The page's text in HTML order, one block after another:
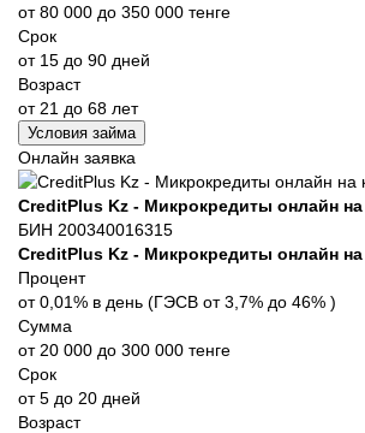
от 80 000 до 350 000 тенге
Срок
от 15 до 90 дней
Возраст
от 21 до 68 лет
Условия займа
Онлайн заявка
CreditPlus Kz - Микрокредиты онлайн на
БИН 200340016315
CreditPlus Kz - Микрокредиты онлайн на
Процент
от 0,01% в день (ГЭСВ от 3,7% до 46% )
Сумма
от 20 000 до 300 000 тенге
Срок
от 5 до 20 дней
Возраст